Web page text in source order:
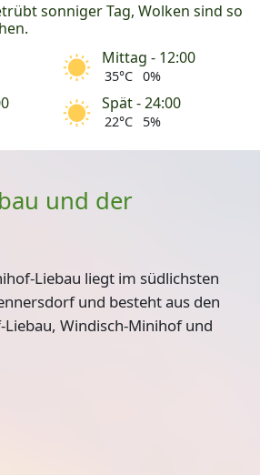
sonniger Tag, Wolken sind so
Mittag - 12:00
35°C 0%
Spät - 24:00
22°C 5%
und der
Liebau liegt im südlichsten
und besteht aus den
Windisch-Minihof und